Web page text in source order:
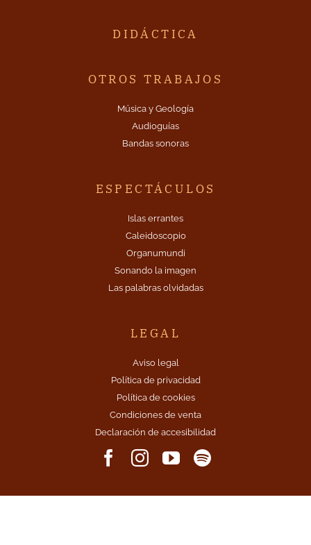
ESPECTÁCULOS
Islas errantes
Caleidoscopio
Organumundi
Sonando la imagen
Las palabras olvidadas
DIDÁCTICA
OTROS TRABAJOS
Música y Geología
Audioguías
Bandas sonoras
LEGAL
Aviso legal
Política de privacidad
Política de cookies
Condiciones de venta
Declaración de accesibilidad